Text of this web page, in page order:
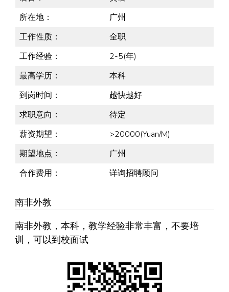
所在地：
广州
工作性质：
全职
工作经验：
2-5(年)
最高学历：
本科
到岗时间：
越快越好
求职意向：
待定
薪资期望：
>20000(Yuan/M)
期望地点：
广州
合作费用：
详询招聘顾问
南非外教
南非外教，本科，教学经验非常丰富，不要培
训，可以到校面试